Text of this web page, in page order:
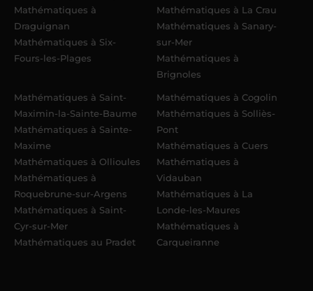
Mathématiques à
Draguignan
Mathématiques à Six-
Fours-les-Plages
Mathématiques à La Crau
Mathématiques à Sanary-
sur-Mer
Mathématiques à
Brignoles
Mathématiques à Saint-
Maximin-la-Sainte-Baume
Mathématiques à Sainte-
Maxime
Mathématiques à Ollioules
Mathématiques à
Roquebrune-sur-Argens
Mathématiques à Saint-
Cyr-sur-Mer
Mathématiques au Pradet
Mathématiques à Cogolin
Mathématiques à Solliès-
Pont
Mathématiques à Cuers
Mathématiques à
Vidauban
Mathématiques à La
Londe-les-Maures
Mathématiques à
Carqueiranne